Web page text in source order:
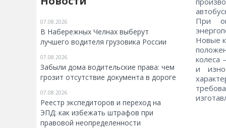
07.08.2026
В Набережных Челнах выберут
лучшего водителя грузовика России
07.08.2026
Забыли дома водительские права: чем
грозит отсутствие документа в дороге
07.08.2026
Реестр экспедиторов и переход на
ЭПД: как избежать штрафов при
правовой неопределенности
При
Новые
колеса
и